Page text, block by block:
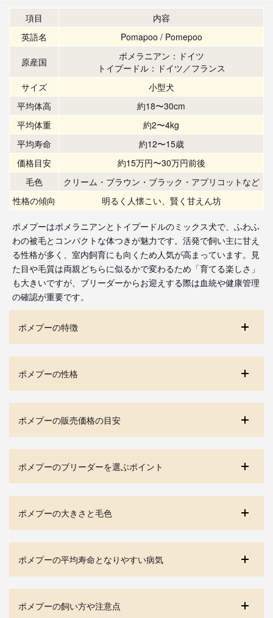
項目
内容
英語名
Pomapoo / Pomepoo
原産国
ポメラニアン：ドイツ
トイプードル：ドイツ／フランス
サイズ
小型犬
平均体高
約18〜30cm
平均体重
約2〜4kg
平均寿命
約12〜15歳
価格目安
約15万円〜30万円前後
毛色
クリーム・ブラウン・ブラック・アプリコットなど
性格の傾向
明るく人懐こい、賢く甘えん坊
ポメプーはポメラニアンとトイプードルのミックス犬で、ふわふ
わの被毛とコンパクトな体つきが魅力です。活発で飼い主に甘え
る性格が多く、室内飼育にも向くため人気が高まっています。見
た目や毛質は両親どちらに似るかで変わるため「育てる楽しさ」
も大きいですが、ブリーダーからお迎えする際は血統や健康管理
の確認が重要です。
ポメプーの特徴
ポメプーの性格
ポメプーの販売価格の目安
ポメプーのブリーダーを選ぶポイント
ポメプーの大きさと毛色
ポメプーの平均寿命となりやすい病気
ポメプーの飼い方や注意点